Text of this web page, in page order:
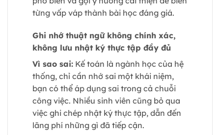
từng vấp váp thành bài học đáng giá.
Ghi nhớ thuật ngữ không chính xác,
không lưu nhật ký thực tập đầy đủ
Vì sao sai: Kế toán là ngành học của hệ
thống, chỉ cần nhớ sai một khái niệm,
bạn có thể áp dụng sai trong cả chuỗi
công việc. Nhiều sinh viên cũng bỏ qua
việc ghi chép nhật ký thực tập, dẫn đến
lãng phí những gì đã tiếp cận.